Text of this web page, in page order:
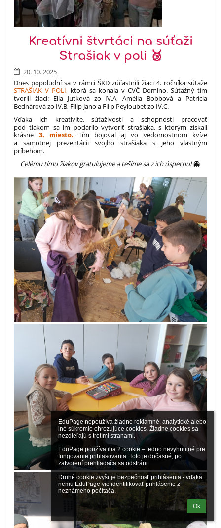
EduPage nepoužíva žiadne reklamné, analytické alebo
iné súkromie ohrozujúce cookies. Žiadne cookies sa
nezdieľajú s tretími stranami.
EduPage používa iba 2 cookie – jedno nevyhnutné pre
fungovanie prihlasovania. Toto je dočasné, po
zatvorení prehliadača sa odstráni.
Druhé cookie zvyšuje bezpečnosť prihlásenia - vďaka
nemu EduPage vie identifikovať prihlásenie z
neznámeho počítača.
Ok
Kreatívni štvrtáci na súťaži
Strašiak v poli 🥉
20. 10. 2025
Dnes popoludní sa v rámci ŠKD zúčastnili žiaci 4. ročníka sútaže
STRAŠIAK V POLI, ktorá sa konala v CVČ Domino. Súťažný tím
tvorili žiaci: Ella Jutková zo IV.A, Amélia Bobbová a Patrícia
Bednárová zo IV.B, Filip Jano a Filip Peyloubet zo IV.C.
Vďaka ich kreativite, súťaživosti a schopnosti pracovať
pod tlakom sa im podarilo vytvoriť strašiaka, s ktorým získali
krásne 3. miesto. Tím bojoval aj vo vedomostnom kvíze
a samotnej prezentácii svojho strašiaka s jeho vlastným
príbehom.
Celému tímu žiakov gratulujeme a tešíme sa z ich úspechu!👻